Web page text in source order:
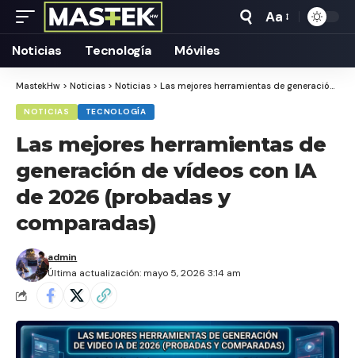
Tamaño
Aa
Noticias Tecnología Móviles
MastekHw > Noticias > Noticias > Las mejores herramientas de generación de vídeos con IA de 2026 (probadas y comparadas)
NOTICIAS TECNOLOGÍA
Las mejores herramientas de
generación de vídeos con IA
de 2026 (probadas y
comparadas)
Última actualización: mayo 5, 2026 3:14 am
admin